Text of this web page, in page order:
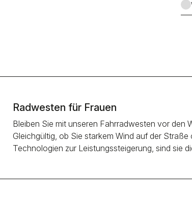
Radwesten für Frauen
Bleiben Sie mit unseren Fahrradwesten vor den
Gleichgültig, ob Sie starkem Wind auf der
Technologien zur Leistungssteigerung, sind sie